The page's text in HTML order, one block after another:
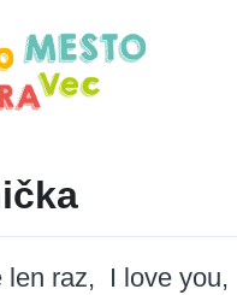
len raz I love you